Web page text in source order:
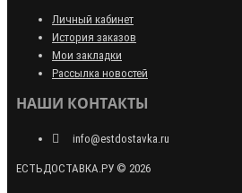
Личный кабинет
История заказов
Мои закладки
Рассылка новостей
НАШИ КОНТАКТЫ
info@estdostavka.ru
ЕСТЬДОСТАВКА.РУ © 2026